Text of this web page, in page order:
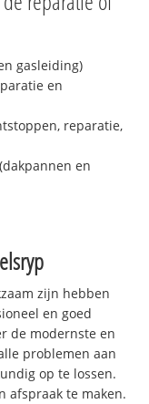
gasleiding)
en
reparatie,
en
zijn hebben
en goed
de modernste en
problemen aan
op te lossen.
afspraak te maken.